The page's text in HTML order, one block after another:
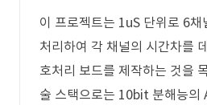
이 프로젝트는 1uS 단위로 6채
처리하여 각 채널의 시간차를
호처리 보드를 제작하는 것을
술 스택으로는 10bit 분해능의